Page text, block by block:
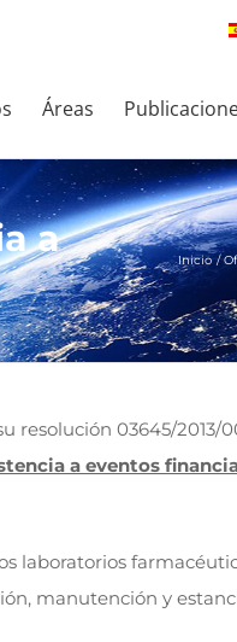
Áreas
a
Inicio
resolución 03645/2013/
a eventos
laboratorios
manutención y